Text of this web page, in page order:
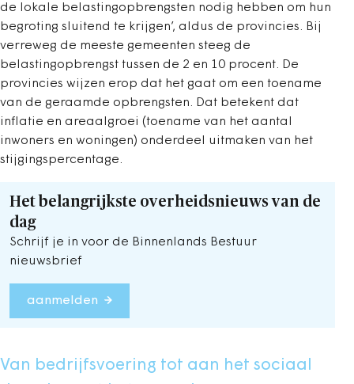
de lokale belastingopbrengsten nodig hebben om hun
begroting sluitend te krijgen’, aldus de provincies. Bij
verreweg de meeste gemeenten steeg de
belastingopbrengst tussen de 2 en 10 procent. De
provincies wijzen erop dat het gaat om een toename
van de geraamde opbrengsten. Dat betekent dat
inflatie en areaalgroei (toename van het aantal
inwoners en woningen) onderdeel uitmaken van het
stijgingspercentage.
Het belangrijkste overheidsnieuws van de
dag
Schrijf je in voor de Binnenlands Bestuur
nieuwsbrief
aanmelden
Van bedrijfsvoering tot aan het sociaal